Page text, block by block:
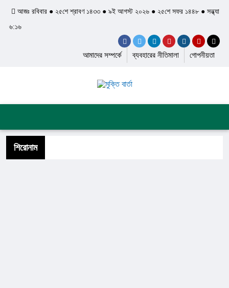
আজঃ রবিবার ● ২৫শে শ্রাবণ ১৪৩৩ ● ৯ই আগস্ট ২০২৬ ● ২৫শে সফর ১৪৪৮ ● সন্ধ্যা
৬:১৬
আমাদের সম্পর্কে ব্যবহারের নীতিমালা গোপনীয়তা
অপরাধ
শিরোনাম